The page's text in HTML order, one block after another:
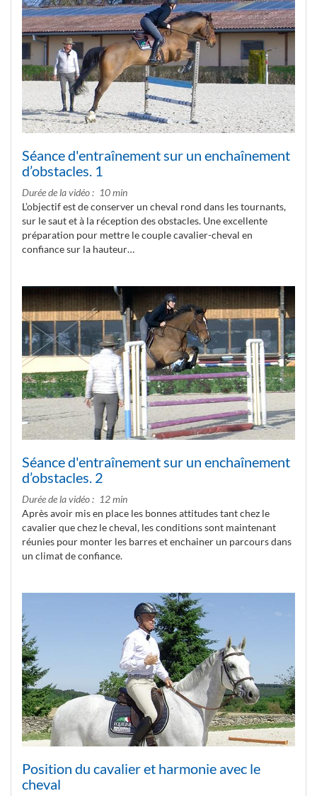
Séance d'entraînement sur un enchaînement
d’obstacles. 1
Durée de la vidéo
10 min
L’objectif est de conserver un cheval rond dans les tournants,
sur le saut et à la réception des obstacles. Une excellente
préparation pour mettre le couple cavalier-cheval en
confiance sur la hauteur…
Séance d'entraînement sur un enchaînement
d’obstacles. 2
Durée de la vidéo
12 min
Après avoir mis en place les bonnes attitudes tant chez le
cavalier que chez le cheval, les conditions sont maintenant
réunies pour monter les barres et enchainer un parcours dans
un climat de confiance.
Position du cavalier et harmonie avec le
cheval